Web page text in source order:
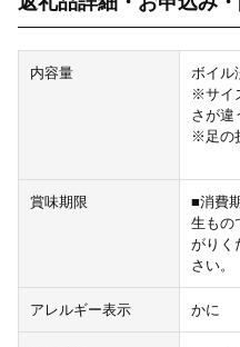
内容量
ボイル
※サイ
さが違
※足の
賞味期限
■消費
生もの
がりく
さい。
アレルギー表示 かに